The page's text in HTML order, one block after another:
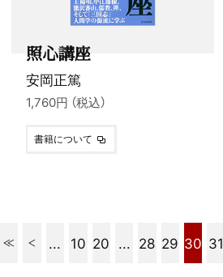
照心講座
安岡正篤
1,760円 （税込）
書籍について
... 10 20 ... 28 29 30 31